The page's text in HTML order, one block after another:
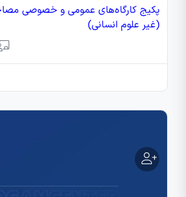
پکیج کارگاه‌های عمومی و خصوصی
(غیر علوم انسانی)